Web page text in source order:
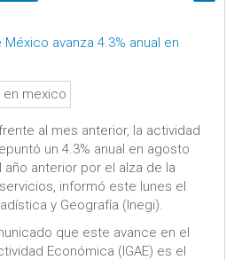
avanza 4.3% anual en
al mes anterior, la actividad
un 4.3% anual en agosto
anterior por el alza de la
informó este lunes el
y Geografía (Inegi).
que este avance en el
Económica (IGAE) es el